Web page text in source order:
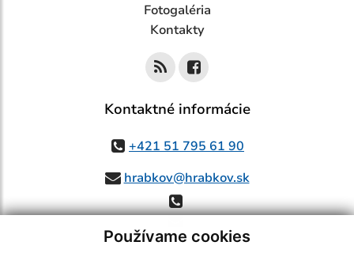
Používame cookies
Fotogaléria
Kontakty
Kontaktné informácie
+421 51 795 61 90
hrabkov@hrabkov.sk